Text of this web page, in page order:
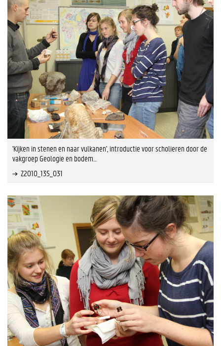
'Kijken in stenen en naar vulkanen', introductie voor scholieren door de
vakgroep Geologie en bodem…
Z2010_135_031